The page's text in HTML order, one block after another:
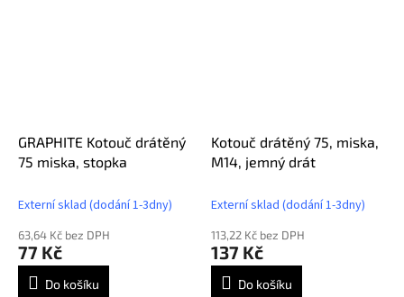
GRAPHITE Kotouč drátěný
75 miska, stopka
Externí sklad (dodání 1-3dny)
63,64 Kč bez DPH
77 Kč
Do košíku
Kotouč drátěný 75, miska,
M14, jemný drát
Externí sklad (dodání 1-3dny)
113,22 Kč bez DPH
137 Kč
Do košíku